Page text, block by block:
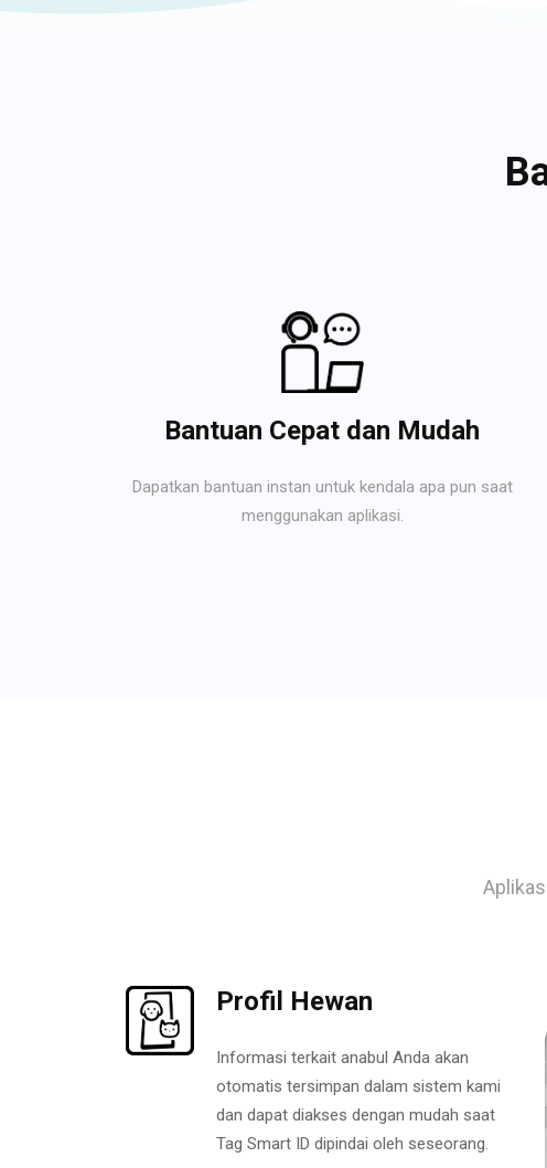
Bantuan Cepat dan Mudah
Dapatkan bantuan instan untuk kendala apa pun saat
menggunakan aplikasi.
Profil Hewan
Informasi terkait anabul Anda akan
otomatis tersimpan dalam sistem kami
dan dapat diakses dengan mudah saat
Tag Smart ID dipindai oleh seseorang.